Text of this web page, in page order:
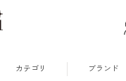
カテゴリ ブランド